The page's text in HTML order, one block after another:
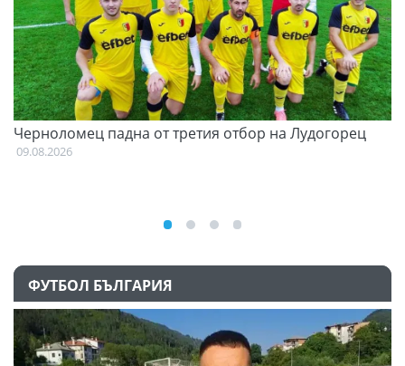
Черноломец падна от третия отбор на Лудогорец
09.08.2026
ФУТБОЛ БЪЛГАРИЯ